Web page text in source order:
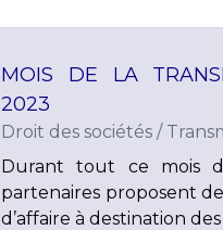
MOIS DE LA
2023
Droit des sociétés /
Durant tout ce mois
partenaires proposent
d’affaire à destination